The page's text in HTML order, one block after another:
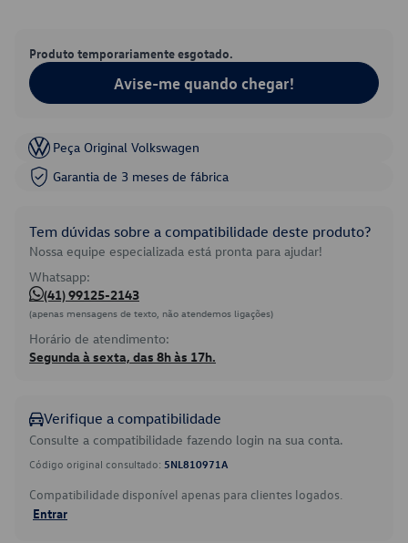
Produto temporariamente esgotado.
Avise-me quando chegar!
Peça Original Volkswagen
Garantia de 3 meses de fábrica
Tem dúvidas sobre a compatibilidade deste produto?
Nossa equipe especializada está pronta para ajudar!
Whatsapp:
(41) 99125-2143
(apenas mensagens de texto, não atendemos ligações)
Horário de atendimento:
Segunda à sexta, das 8h às 17h.
Verifique a compatibilidade
Consulte a compatibilidade fazendo login na sua conta.
Código original consultado: 5NL810971A
Compatibilidade disponível apenas para clientes logados.
Entrar